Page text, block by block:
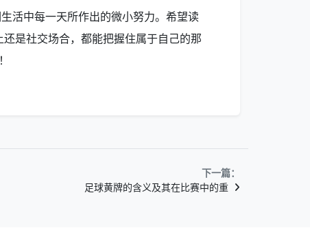
活中每一天所作出的微小努力。希望读
是社交场合，都能把握住属于自己的那
下一篇：
足球黄牌的含义及其在比赛中的重